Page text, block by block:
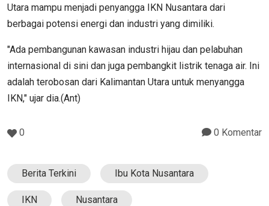
Utara mampu menjadi penyangga IKN Nusantara dari
berbagai potensi energi dan industri yang dimiliki.
"Ada pembangunan kawasan industri hijau dan pelabuhan
internasional di sini dan juga pembangkit listrik tenaga air. Ini
adalah terobosan dari Kalimantan Utara untuk menyangga
IKN," ujar dia.(Ant)
0 0 Komentar
Berita Terkini Ibu Kota Nusantara
IKN Nusantara